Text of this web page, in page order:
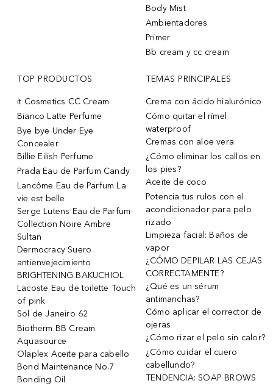
Body Mist
Ambientadores
Primer
Bb cream y cc cream
TOP PRODUCTOS
it Cosmetics CC Cream
Bianco Latte Perfume
Bye bye Under Eye
Concealer
Billie Eilish Perfume
Prada Eau de Parfum Candy
Lancôme Eau de Parfum La
vie est belle
Serge Lutens Eau de Parfum
Collection Noire Ambre
Sultan
Dermocracy Suero
antienvejecimiento
BRIGHTENING BAKUCHIOL
Lacoste Eau de toilette Touch
of pink
Sol de Janeiro 62
Biotherm BB Cream
Aquasource
Olaplex Aceite para cabello
Bond Maintenance No.7
Bonding Oil
TEMAS PRINCIPALES
Crema con ácido hialurónico
Cómo quitar el rímel
waterproof
Cremas con aloe vera
¿Cómo eliminar los callos en
los pies?
Aceite de coco
Potencia tus rulos con el
acondicionador para pelo
rizado
Limpieza facial: Baños de
vapor
¿CÓMO DEPILAR LAS CEJAS
CORRECTAMENTE?
¿Qué es un sérum
antimanchas?
Cómo aplicar el corrector de
ojeras
¿Cómo rizar el pelo sin calor?
¿Cómo cuidar el cuero
cabellundo?
TENDENCIA: SOAP BROWS